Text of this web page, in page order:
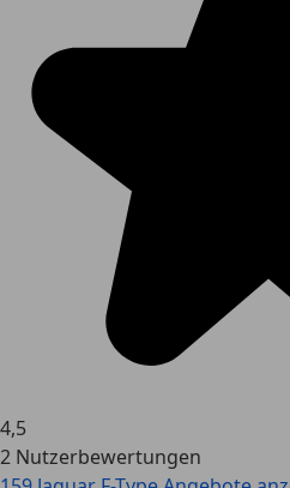
4,5
2 Nutzerbewertungen